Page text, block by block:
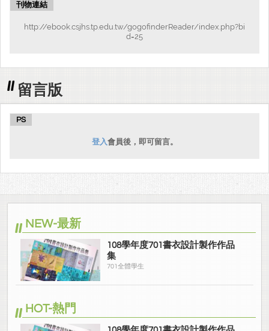
刊物連結
http://ebook.csjhs.tp.edu.tw/gogofinderReader/index.php?bi
d=25
留言版
PS
登入會員後，即可留言。
NEW-最新
108學年度701書衣設計製作作品
集
701全體學生
HOT-熱門